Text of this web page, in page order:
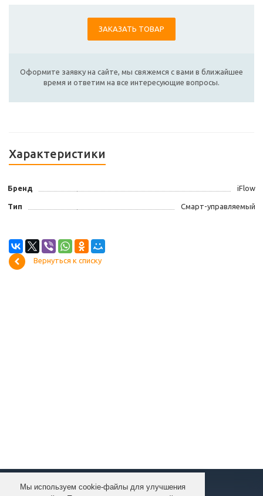
Мы используем cookie-файлы для улучшения
ЗАКАЗАТЬ ТОВАР
Оформите заявку на сайте, мы свяжемся с вами в ближайшее
время и ответим на все интересующие вопросы.
Характеристики
Бренд iFlow
Тип Смарт-управляемый
Вернуться к списку
КОМПАНИЯ